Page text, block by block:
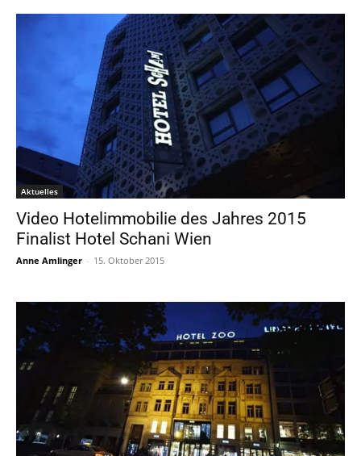
Aktuelles
Video Hotelimmobilie des Jahres 2015
Finalist Hotel Schani Wien
Anne Amlinger - 15. Oktober 2015